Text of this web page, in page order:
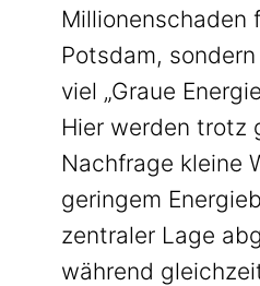
Millionenschaden
Potsdam,
viel „Graue
Hier werden trotz
Nachfrage kleine
geringem
zentraler Lage
während